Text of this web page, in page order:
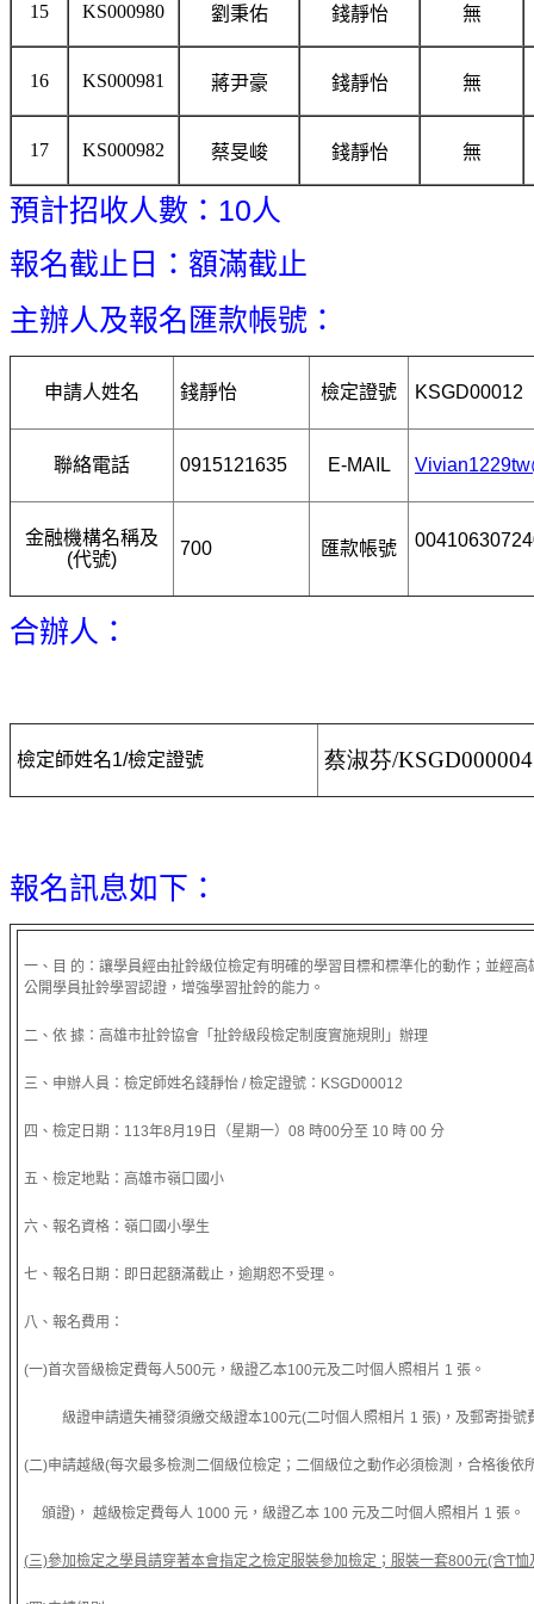
15 KS000980 劉秉佑 錢靜怡 無
16 KS000981 蔣尹豪 錢靜怡 無
17 KS000982 蔡旻峻 錢靜怡 無
預計招收人數：10人
報名截止日：額滿截止
主辦人及報名匯款帳號：
申請人姓名 錢靜怡 檢定證號 KSGD00012
聯絡電話 0915121635 E-MAIL
金融機構名稱及
(代號)
700 匯款帳號
合辦人：
檢定師姓名1/檢定證號 蔡淑芬/KSGD000004
報名訊息如下：
一、目 的：讓學員經由扯鈴級位檢定有明確的學習目標和標準化的動作；並經
公開學員扯鈴學習認證，增強學習扯鈴的能力。
二、依 據：高雄市扯鈴協會「扯鈴級段檢定制度實施規則」辦理
三、申辦人員：檢定師姓名錢靜怡 / 檢定證號：KSGD00012
四、檢定日期：113年8月19日（星期一）08 時00分至 10 時 00 分
五、檢定地點：高雄市嶺口國小
六、報名資格：嶺口國小學生
七、報名日期：即日起額滿截止，逾期恕不受理。
八、報名費用：
(一)首次晉級檢定費每人500元，級證乙本100元及二吋個人照相片 1 張。
級證申請遺失補發須繳交級證本100元(二吋個人照相片 1 張)，及郵寄掛號
(二)申請越級(每次最多檢測二個級位檢定；二個級位之動作必須檢測，合格後依
頒證)， 越級檢定費每人 1000 元，級證乙本 100 元及二吋個人照相片 1 張。
(三)參加檢定之學員請穿著本會指定之檢定服裝參加檢定；服裝一套800元(含T恤